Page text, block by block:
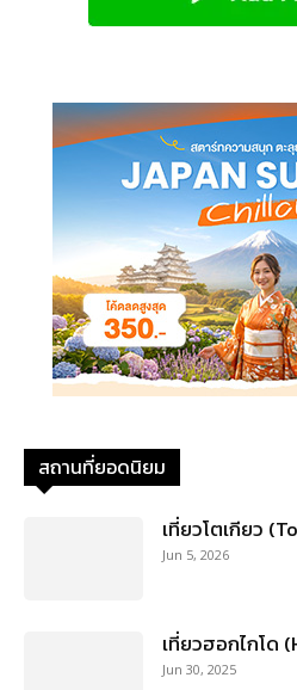
สถานที่ยอดนิยม
เที่ยวโตเกียว
Jun 5, 2026
เที่ยวฮอกไกโด
Jun 30, 2025